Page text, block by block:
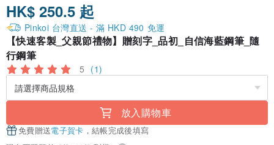
HK$ 250.5 起
Pinkoi 台灣直送 - 滿 HKD 490 免運
【快速客製_父親節禮物】贈刻字_品初_自信海藍鋼筆_隨
行鋼筆
5 (1)
放入購物車
免費贈送電子賀卡 ，結帳完成後填寫